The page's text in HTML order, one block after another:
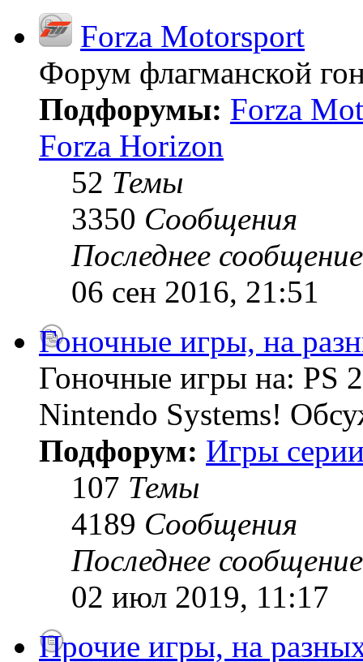
Forza Motorsport
Форум флагманской
Подфорумы: Forza
Forza Horizon
52 Темы
3350 Сообщения
Последнее сообщение
06 сен 2016, 21:51
Гоночные игры, на
Гоночные игры на: PS
Nintendo Systems!
Подфорум: Игры
107 Темы
4189 Сообщения
Последнее сообщение
02 июл 2019, 11:17
Прочие игры, на